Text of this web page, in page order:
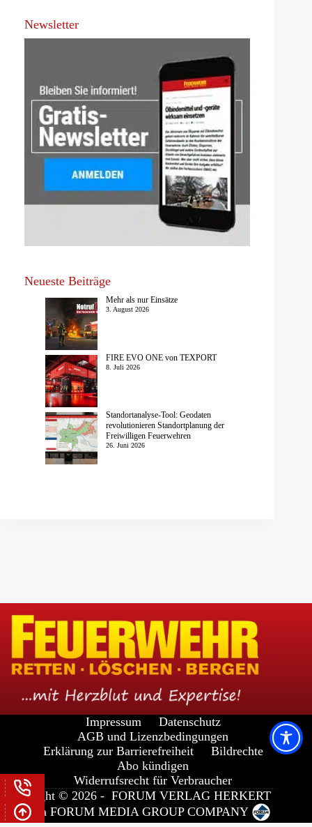
Newsletter
Neueste Beiträge
Mehr als nur Einsätze
3. August 2026
FIRE EVO ONE von TEXPORT
8. Juli 2026
Standortanalyse-Tool: Geodaten
revolutionieren Standortplanung der
Freiwilligen Feuerwehren
26. Juni 2026
Impressum
Datenschutz
AGB und Lizenzbedingungen
Erklärung zur Barrierefreiheit
Bildrechte
Abo kündigen
Widerrufsrecht für Verbraucher
Copyright © 2026 - FORUM VERLAG HERKERT
GMBH
aFORUM MEDIA GROUPCOMPANY